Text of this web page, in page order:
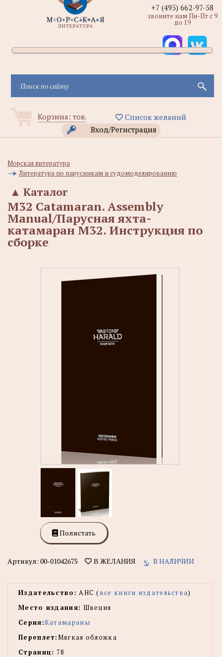
Корзина: тов.
Список желаний
Вход/Регистрация
+7 (495) 662-97-58
звоните нам Пн-Пт с 9
до 19
Морская литература
Литература по парусникам и судомоделированию
Каталог
▲
M32 Catamaran. Assembly
Manual/Парусная яхта-
катамаран М32. Инструкция по
сборке
Полистать
Артикул: 00-01042675 В ЖЕЛАНИЯ В НАЛИЧИИ
Издательство: AHC (все книги издательства)
Место издания: Швеция
Серия:Катамараны
Переплет:Мягкая обложка
Страниц: 78